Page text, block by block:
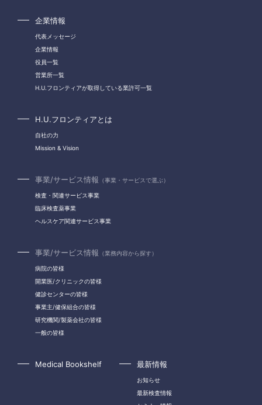
企業情報
代表メッセージ
企業情報
役員一覧
営業所一覧
H.U.フロンティアが取得している業許可一覧
H.U.フロンティアとは
自社の力
Mission & Vision
事業/サービス情報 （事業・サービスで選ぶ）
検査・関連サービス事業
臨床検査薬事業
ヘルスケア関連サービス事業
事業/サービス情報 （業務内容から探す）
病院の皆様
開業医/クリニックの皆様
健診センターの皆様
事業主/健保組合の皆様
研究機関/製薬会社の皆様
一般の皆様
Medical Bookshelf 最新情報
お知らせ
最新検査情報